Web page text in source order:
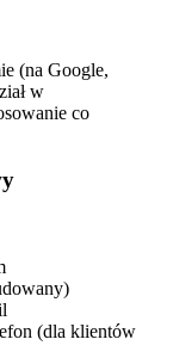
(na Google,
w
co
(dla klientów